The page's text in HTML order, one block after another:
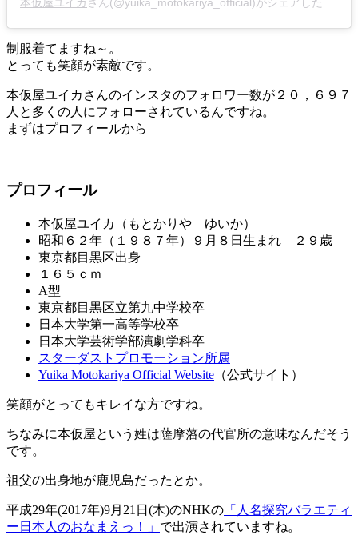
本仮屋ユイカ さん(@yuika_motokariya_official)がシェアした投稿 -
制服着てますね～。
とっても笑顔が素敵です。
本仮屋ユイカさんのインスタのフォロワー数が２０，６９７
人と多くの人にフォローされているんですね。
まずはプロフィールから
プロフィール
本仮屋ユイカ（もとかりや ゆいか）
昭和６２年（１９８７年）９月８日生まれ ２９歳
東京都目黒区出身
１６５ｃｍ
A型
東京都目黒区立第九中学校卒
日本大学第一高等学校卒
日本大学芸術学部演劇学科卒
スターダストプロモーション所属
Yuika Motokariya Official Website （公式サイト）
笑顔がとってもキレイな方ですね。
ちなみに本仮屋という姓は薩摩藩の代官所の意味なんだそう
です。
祖父の出身地が鹿児島だったとか。
平成29年(2017年)9月21日(木)のNHKの 「人名探究バラエティ
ー日本人のおなまえっ！」 で出演されていますね。